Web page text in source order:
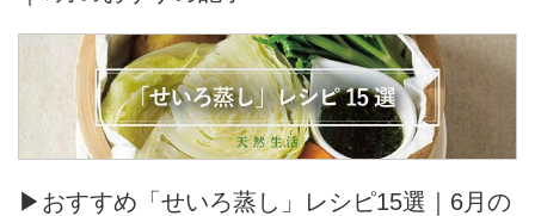
▶おすすめ「せいろ蒸し」レシピ15選｜6月の